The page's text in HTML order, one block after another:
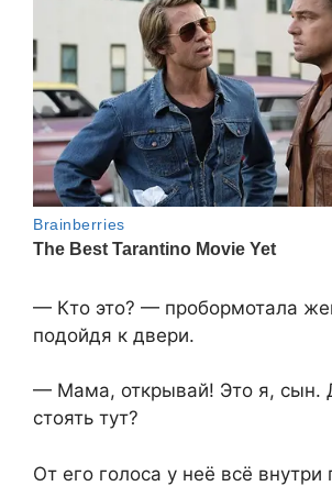
— Кто это? — пробормотала
подойдя к двери.
— Мама, открывай! Это я, сын.
стоять тут?
От его голоса у неё всё внутри